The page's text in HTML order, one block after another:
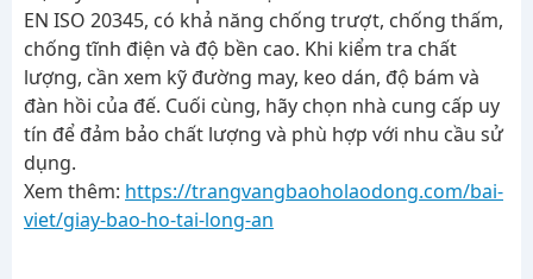
EN ISO 20345, có khả năng chống trượt, chống thấm,
chống tĩnh điện và độ bền cao. Khi kiểm tra chất
lượng, cần xem kỹ đường may, keo dán, độ bám và
đàn hồi của đế. Cuối cùng, hãy chọn nhà cung cấp uy
tín để đảm bảo chất lượng và phù hợp với nhu cầu sử
dụng.
Xem thêm: https://trangvangbaoholaodong.com/bai-
viet/giay-bao-ho-tai-long-an